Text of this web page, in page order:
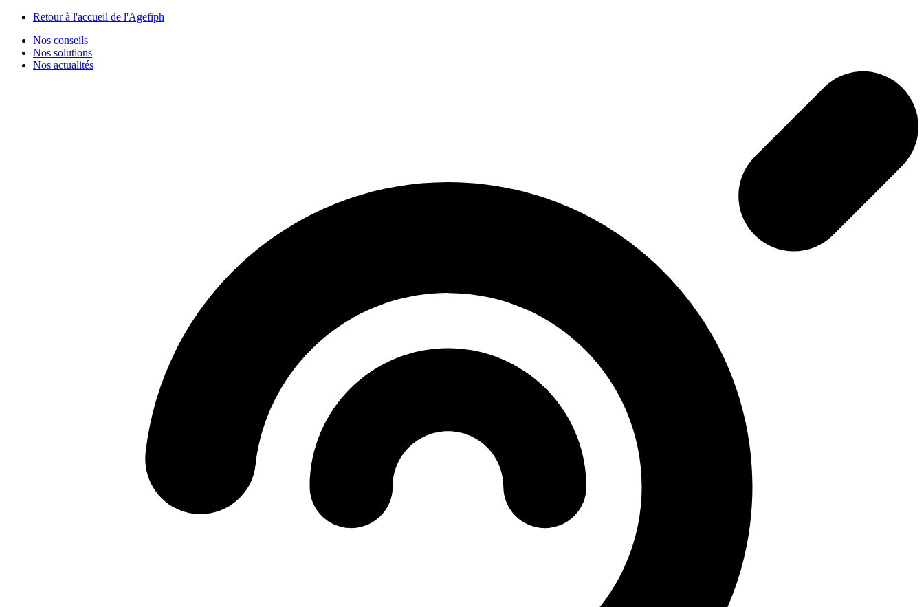
Retour à l'accueil de l'Agefiph
Nos conseils
Nos solutions
Nos actualités